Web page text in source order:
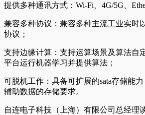
提供多种通讯方式：Wi-Fi、4G/5G、
兼容多种协议：兼容多种主流工业实时
协议；
支持边缘计算：支持运算场景及算法自
平台运行机器学习并提供算法；
可脱机工作：具备可扩展的sata存储能
辅助数据的存储要求。
自连电子科技（上海）有限公司总经理